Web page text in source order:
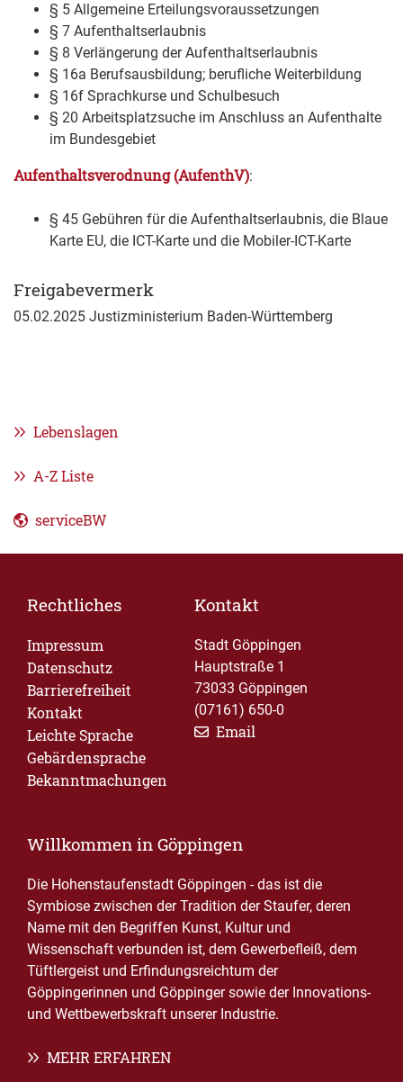
§ 5 Allgemeine Erteilungsvoraussetzungen
§ 7 Aufenthaltserlaubnis
§ 8 Verlängerung der Aufenthaltserlaubnis
§ 16a Berufsausbildung; berufliche Weiterbildung
§ 16f Sprachkurse und Schulbesuch
§ 20 Arbeitsplatzsuche im Anschluss an Aufenthalte
im Bundesgebiet
Aufenthaltsverodnung (AufenthV):
§ 45 Gebühren für die Aufenthaltserlaubnis, die Blaue
Karte EU, die ICT-Karte und die Mobiler-ICT-Karte
Freigabevermerk
05.02.2025 Justizministerium Baden-Württemberg
Lebenslagen
A-Z Liste
serviceBW
Rechtliches
Impressum
Datenschutz
Barrierefreiheit
Kontakt
Leichte Sprache
Gebärdensprache
Bekanntmachungen
Kontakt
Stadt Göppingen
Hauptstraße 1
73033 Göppingen
(07161) 650-0
Email
Willkommen in Göppingen
Die Hohenstaufenstadt Göppingen - das ist die
Symbiose zwischen der Tradition der Staufer, deren
Name mit den Begriffen Kunst, Kultur und
Wissenschaft verbunden ist, dem Gewerbefleiß, dem
Tüftlergeist und Erfindungsreichtum der
Göppingerinnen und Göppinger sowie der Innovations-
und Wettbewerbskraft unserer Industrie.
MEHR ERFAHREN